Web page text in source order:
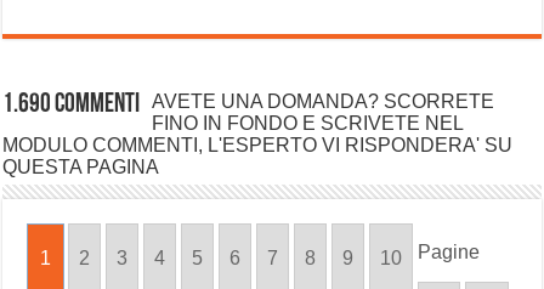
1.690 commenti
AVETE UNA DOMANDA? SCORRETE
FINO IN FONDO E SCRIVETE NEL
MODULO COMMENTI, L'ESPERTO VI RISPONDERA' SU
QUESTA PAGINA
Pagine
1 2 3 4 5 6 7 8 9 10